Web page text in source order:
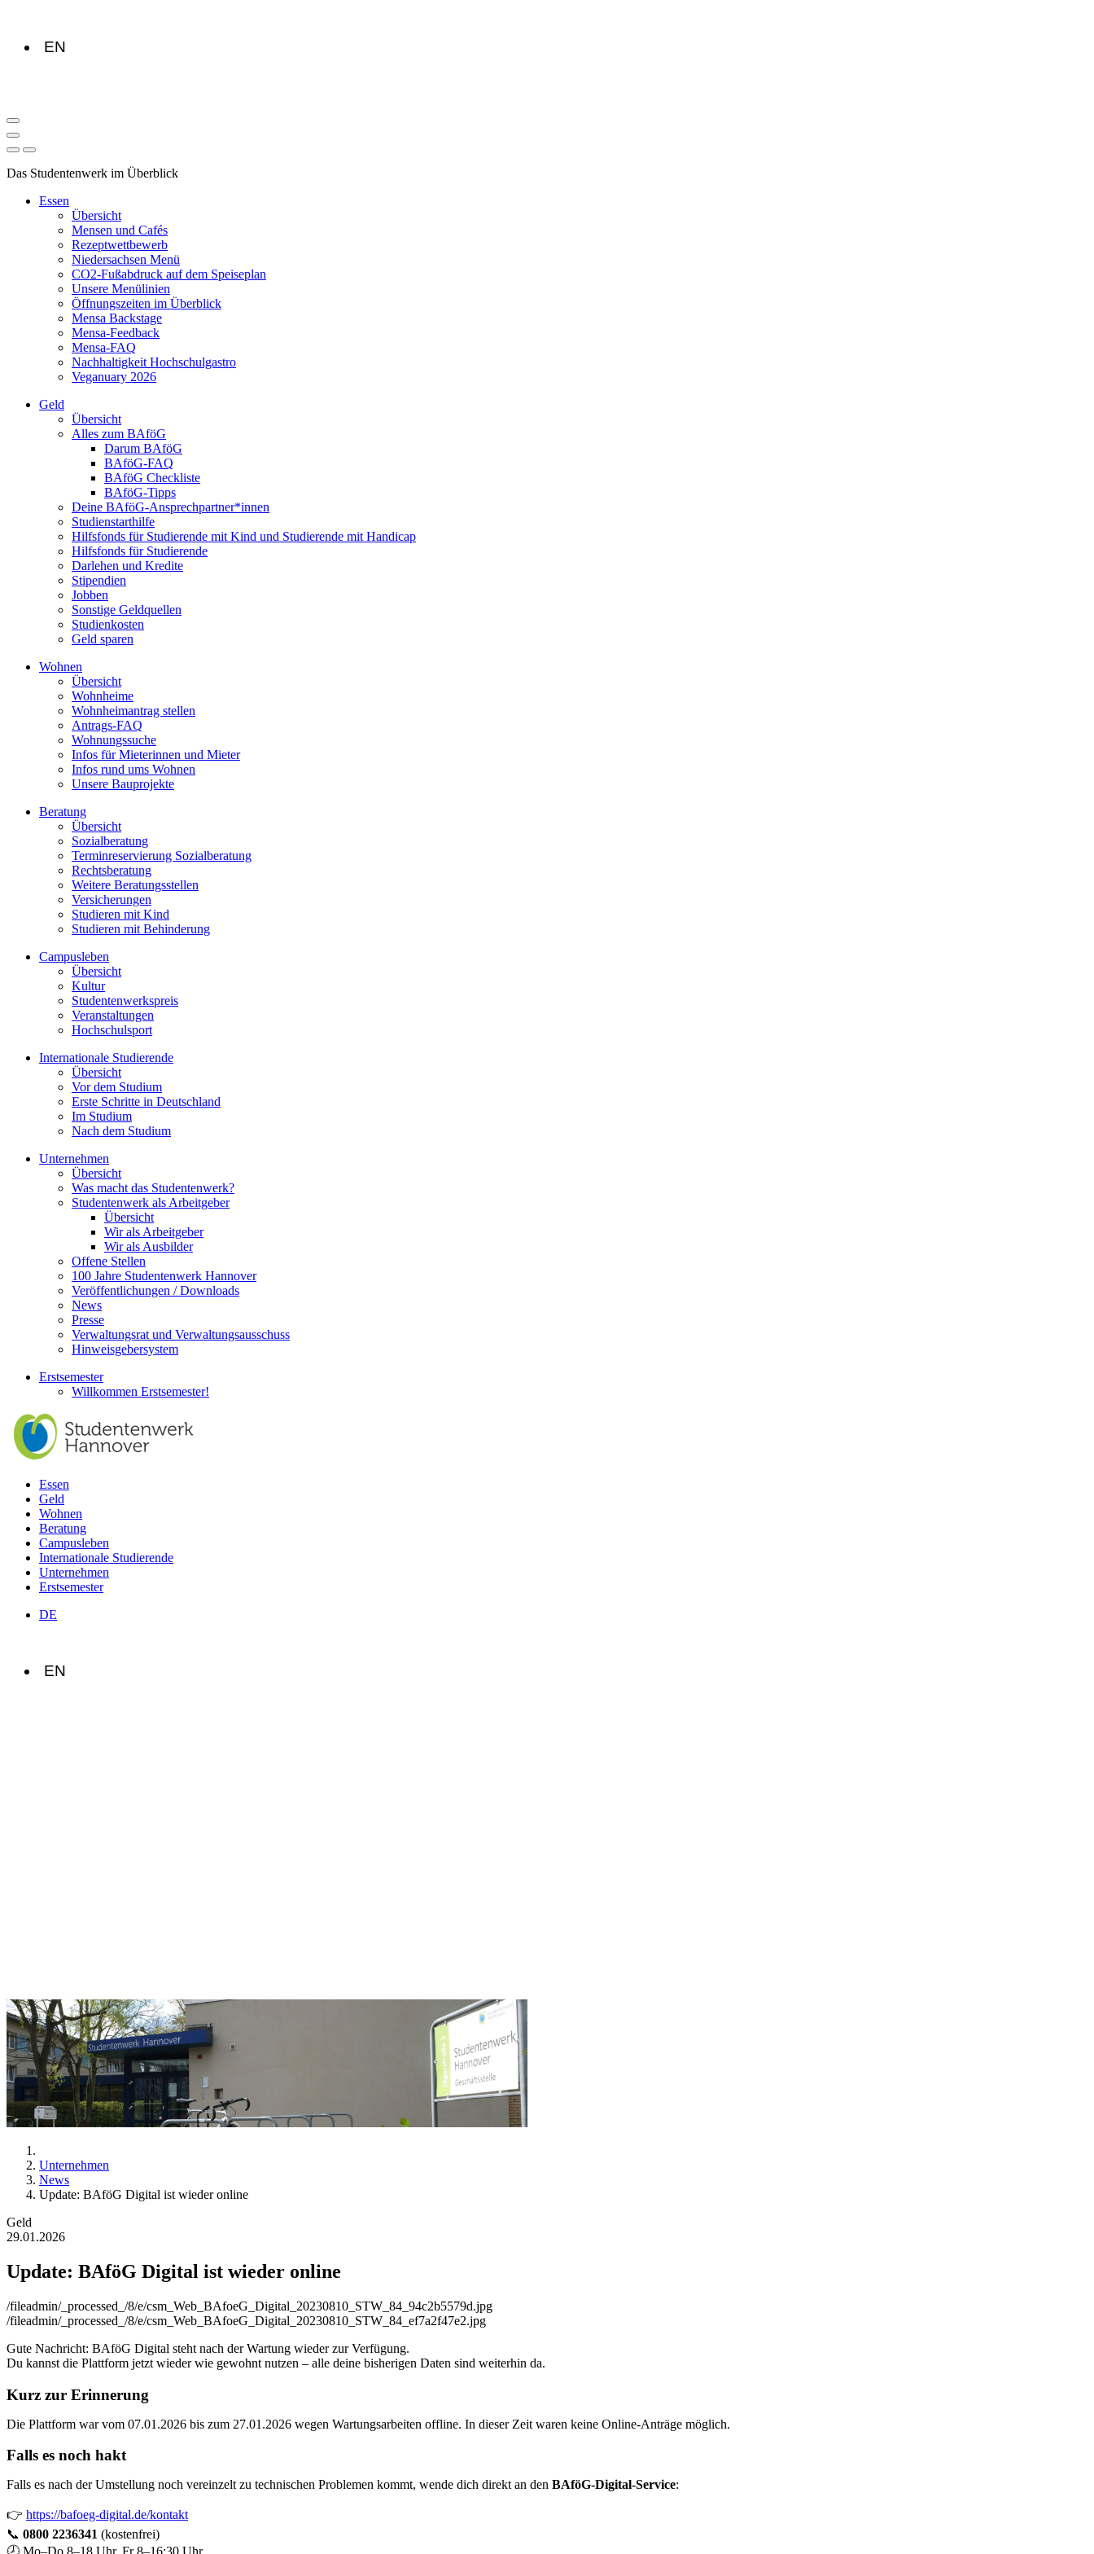
EN
Das Studentenwerk im Überblick
Essen
Übersicht
Mensen und Cafés
Rezeptwettbewerb
Niedersachsen Menü
CO2-Fußabdruck auf dem Speiseplan
Unsere Menülinien
Öffnungszeiten im Überblick
Mensa Backstage
Mensa-Feedback
Mensa-FAQ
Nachhaltigkeit Hochschulgastro
Veganuary 2026
Geld
Übersicht
Alles zum BAföG
Darum BAföG
BAföG-FAQ
BAföG Checkliste
BAföG-Tipps
Deine BAföG-Ansprechpartner*innen
Studienstarthilfe
Hilfsfonds für Studierende mit Kind und Studierende mit Handicap
Hilfsfonds für Studierende
Darlehen und Kredite
Stipendien
Jobben
Sonstige Geldquellen
Studienkosten
Geld sparen
Wohnen
Übersicht
Wohnheime
Wohnheimantrag stellen
Antrags-FAQ
Wohnungssuche
Infos für Mieterinnen und Mieter
Infos rund ums Wohnen
Unsere Bauprojekte
Beratung
Übersicht
Sozialberatung
Terminreservierung Sozialberatung
Rechtsberatung
Weitere Beratungsstellen
Versicherungen
Studieren mit Kind
Studieren mit Behinderung
Campusleben
Übersicht
Kultur
Studentenwerkspreis
Veranstaltungen
Hochschulsport
Internationale Studierende
Übersicht
Vor dem Studium
Erste Schritte in Deutschland
Im Studium
Nach dem Studium
Unternehmen
Übersicht
Was macht das Studentenwerk?
Studentenwerk als Arbeitgeber
Übersicht
Wir als Arbeitgeber
Wir als Ausbilder
Offene Stellen
100 Jahre Studentenwerk Hannover
Veröffentlichungen / Downloads
News
Presse
Verwaltungsrat und Verwaltungsausschuss
Hinweisgebersystem
Erstsemester
Willkommen Erstsemester!
Essen
Geld
Wohnen
Beratung
Campusleben
Internationale Studierende
Unternehmen
Erstsemester
DE
EN
Unternehmen
News
Update: BAföG Digital ist wieder online
Geld
29.01.2026
Update: BAföG Digital ist wieder online
/fileadmin/_processed_/8/e/csm_Web_BAfoeG_Digital_20230810_STW_84_94c2b5579d.jpg
/fileadmin/_processed_/8/e/csm_Web_BAfoeG_Digital_20230810_STW_84_ef7a2f47e2.jpg
Gute Nachricht: BAföG Digital steht nach der Wartung wieder zur Verfügung.
Du kannst die Plattform jetzt wieder wie gewohnt nutzen – alle deine bisherigen Daten sind weiterhin da.
Kurz zur Erinnerung
Die Plattform war vom 07.01.2026 bis zum 27.01.2026 wegen Wartungsarbeiten offline. In dieser Zeit waren keine Online-Anträge möglich.
Falls es noch hakt
Falls es nach der Umstellung noch vereinzelt zu technischen Problemen kommt, wende dich direkt an den BAföG-Digital-Service:
👉 https://bafoeg-digital.de/kontakt
📞 0800 2236341 (kostenfrei)